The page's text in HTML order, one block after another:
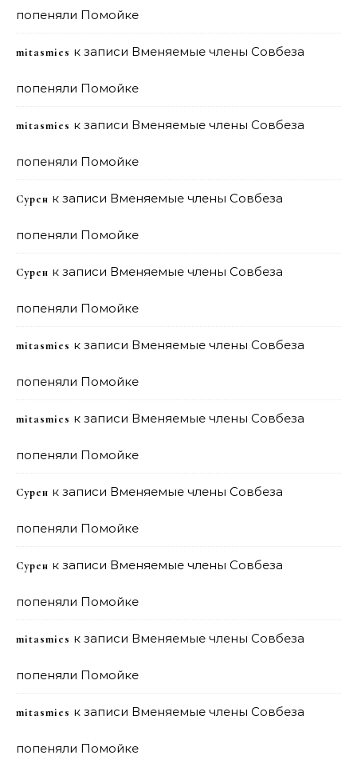
попеняли Помойке
mitasmies к записи Вменяемые члены Совбеза
попеняли Помойке
mitasmies к записи Вменяемые члены Совбеза
попеняли Помойке
Сурен к записи Вменяемые члены Совбеза
попеняли Помойке
Сурен к записи Вменяемые члены Совбеза
попеняли Помойке
mitasmies к записи Вменяемые члены Совбеза
попеняли Помойке
mitasmies к записи Вменяемые члены Совбеза
попеняли Помойке
Сурен к записи Вменяемые члены Совбеза
попеняли Помойке
Сурен к записи Вменяемые члены Совбеза
попеняли Помойке
mitasmies к записи Вменяемые члены Совбеза
попеняли Помойке
mitasmies к записи Вменяемые члены Совбеза
попеняли Помойке